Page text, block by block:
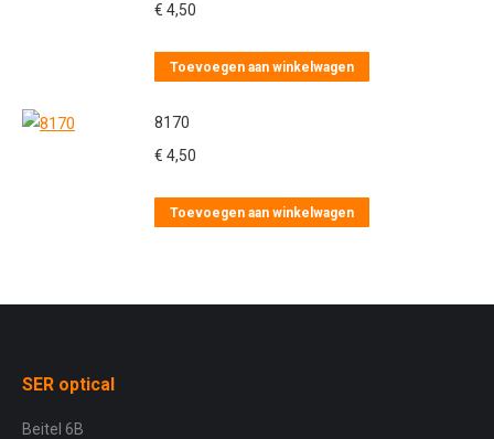
€ 4,50
Toevoegen aan winkelwagen
8170
€ 4,50
Toevoegen aan winkelwagen
SER optical
Beitel 6B